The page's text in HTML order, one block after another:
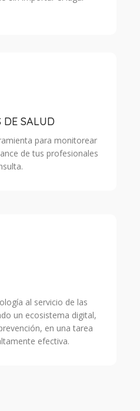
DE SALUD
para monitorear
de tus profesionales
al servicio de las
un ecosistema digital,
en una tarea
efectiva.